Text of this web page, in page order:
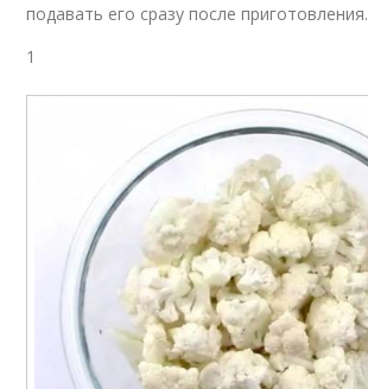
подавать его сразу после приготовления.
1